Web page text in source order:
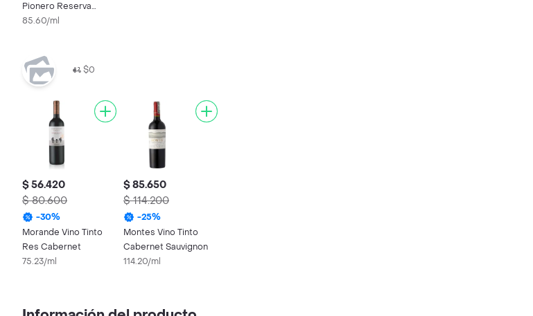
Pionero Reserva
Merlot
85.60/ml
$0
$ 56.420
$ 80.600
-30%
Morande Vino Tinto
Res Cabernet
75.23/ml
$ 85.650
$ 114.200
-25%
Montes Vino Tinto
Cabernet Sauvignon
114.20/ml